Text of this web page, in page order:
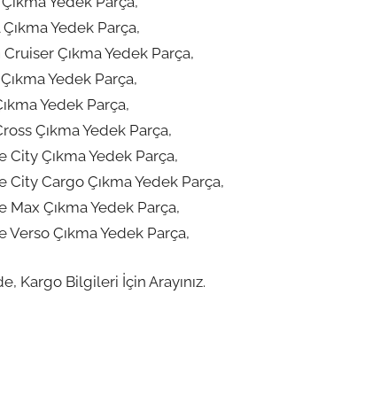
Yedek Parça,
Çıkma Yedek Parça,
Yedek Parça,
Yedek Parça,
Çıkma Yedek Parça,
City Çıkma Yedek Parça,
City Cargo Çıkma Yedek Parça,
Max Çıkma Yedek Parça,
Verso Çıkma Yedek Parça,
Kargo Bilgileri İçin Arayınız.